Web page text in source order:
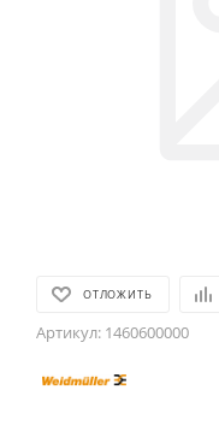
ОТЛОЖИТЬ
Артикул: 1460600000